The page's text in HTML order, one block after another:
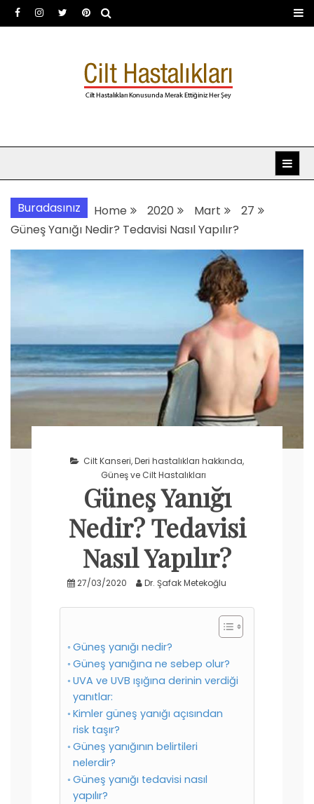
Skip
to
Dermatoloji uzmanı Dr.
Şafak Metekoğlu Akalın
Buradasınız Home 2020 Mart
27
Güneş Yanığı Nedir? Tedavisi Nasıl Yapılır?
Cilt Kanseri,Deri hastalıkları hakkında,
Güneş ve Cilt Hastalıkları
Güneş Yanığı
Nedir? Tedavisi
Nasıl Yapılır?
27/03/2020 Dr. Şafak Metekoğlu
Güneş yanığı nedir?
Güneş yanığına ne sebep olur?
UVA ve UVB ışığına derinin verdiği
yanıtlar:
Kimler güneş yanığı açısından
risk taşır?
Güneş yanığının belirtileri
nelerdir?
Güneş yanığı tedavisi nasıl
yapılır?